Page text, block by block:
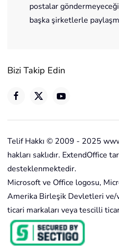
postalar
başka şirketlerle
Bizi Takip Edin
Telif Hakkı © 2009 - 2025
hakları saklıdır. ExtendOffice
desteklenmektedir.
Microsoft ve Office logosu,
Amerika Birleşik Devletleri ve/
ticari markaları veya tescilli